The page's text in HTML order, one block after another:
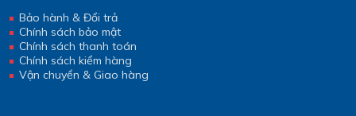
Bảo hành & Đổi trả
Chính sách bảo mật
Chính sách thanh toán
Chính sách kiểm hàng
Vận chuyển & Giao hàng